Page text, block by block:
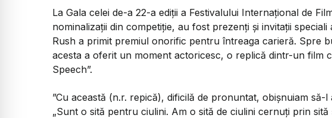
La Gala celei de-a 22-a ediții a Festivalului Internațional de
nominalizații din competiție, au fost prezenți și invitații
Rush a primit premiul onorific pentru întreaga carieră. Spre
acesta a oferit un moment actoricesc, o replică dintr-un film
Speech”.
”Cu această (n.r. repică), dificilă de pronuntat, obișnuiam
„Sunt o sită pentru ciulini. Am o sită de ciulini cernuți prin